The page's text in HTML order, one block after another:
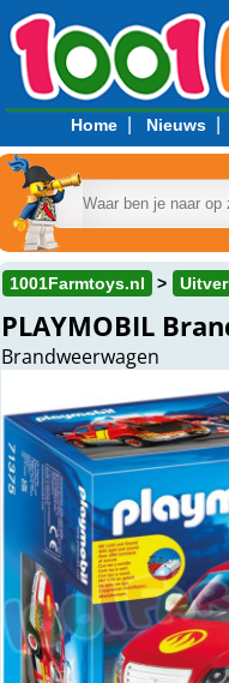
Home| Nieuws|
1001Farmtoys.nl
PLAYMOBIL
Brandweerwagen